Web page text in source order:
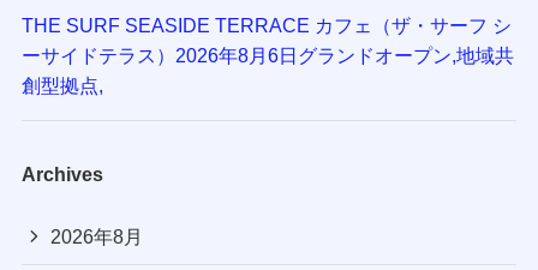
THE SURF SEASIDE TERRACE カフェ（ザ・サーフ シ
ーサイドテラス）2026年8月6日グランドオープン,地域共
創型拠点,
Archives
2026年8月